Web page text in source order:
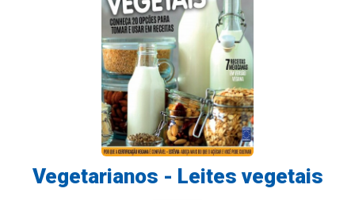
Vegetarianos - Leites vegetais